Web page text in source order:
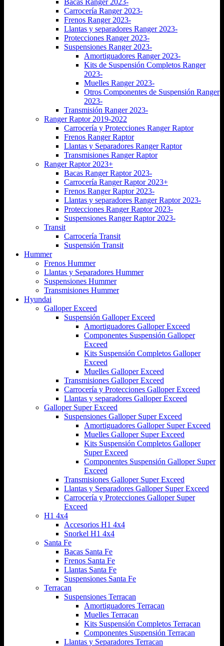
Bacas Ranger 2023-
Carrocería Ranger 2023-
Frenos Ranger 2023-
Llantas y separadores Ranger 2023-
Protecciones Ranger 2023-
Suspensiones Ranger 2023-
Amortiguadores Ranger 2023-
Kits de Suspensión Completos Ranger
2023-
Muelles Ranger 2023-
Otros Componentes de Suspensión Ranger
2023-
Transmisión Ranger 2023-
Ranger Raptor 2019-2022
Carrocería y Protecciones Ranger Raptor
Frenos Ranger Raptor
Llantas y Separadores Ranger Raptor
Transmisiones Ranger Raptor
Ranger Raptor 2023+
Bacas Ranger Raptor 2023-
Carrocería Ranger Raptor 2023+
Frenos Ranger Raptor 2023-
Llantas y separadores Ranger Raptor 2023-
Protecciones Ranger Raptor 2023-
Suspensiones Ranger Raptor 2023-
Transit
Carrocería Transit
Suspensión Transit
Hummer
Frenos Hummer
Llantas y Separadores Hummer
Suspensiones Hummer
Transmisiones Hummer
Hyundai
Galloper Exceed
Suspensión Galloper Exceed
Amortiguadores Galloper Exceed
Componentes Suspensión Galloper
Exceed
Kits Suspensión Completos Galloper
Exceed
Muelles Galloper Exceed
Transmisiones Galloper Exceed
Carrocería y Protecciones Galloper Exceed
Llantas y separadores Galloper Exceed
Galloper Super Exceed
Suspensiones Galloper Super Exceed
Amortiguadores Galloper Super Exceed
Muelles Galloper Super Exceed
Kits Suspensión Completos Galloper
Super Exceed
Componentes Suspensión Galloper Super
Exceed
Transmisiones Galloper Super Exceed
Llantas y Separadores Galloper Super Exceed
Carrocería y Protecciones Galloper Super
Exceed
H1 4x4
Accesorios H1 4x4
Snorkel H1 4x4
Santa Fe
Bacas Santa Fe
Frenos Santa Fe
Llantas Santa Fe
Suspensiones Santa Fe
Terracan
Suspensiones Terracan
Amortiguadores Terracan
Muelles Terracan
Kits Suspensión Completos Terracan
Componentes Suspensión Terracan
Llantas y Separadores Terracan